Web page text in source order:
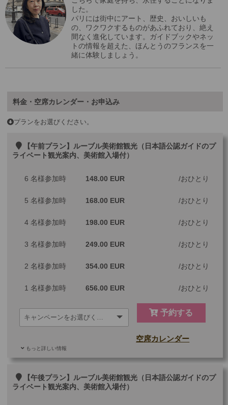
した。
パリには街中にアート、歴史、おいしいも
の、ワクワクするものがあふれており、絶え
間なく進化しています。ガイドブックやネッ
トの情報を超えた、ほんとうのフランスを一
緒に体験しましょう。
料金・空席カレンダー・お申込み
プランをお選びください。
【午前プラン】ルーブル美術館観光（日本語公認ガイドのプ
ライベート観光案内、美術館入場付）
6 名様参加時 148.00 EUR おひとり
5 名様参加時 168.00 EUR おひとり
4 名様参加時 198.00 EUR おひとり
3 名様参加時 249.00 EUR おひとり
2 名様参加時 354.00 EUR おひとり
1 名様参加時 656.00 EUR おひとり
予約する
もっと詳しい情報
空席カレンダー
その他【午後プラン】ルーブル美術館観光（日本語公認ガイドのプ
ライベート観光案内、美術館入場付）